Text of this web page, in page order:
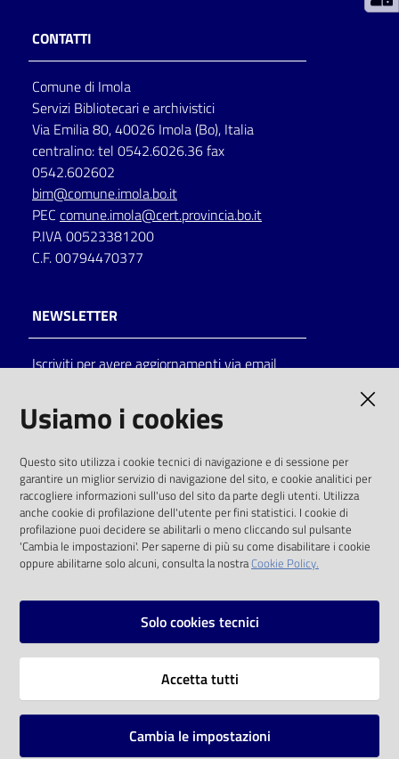
Seguici
su
on line
Eventi
Chiedi al
bibliotecario
Avvisi
CONTATTI
Comune di Imola
Servizi Bibliotecari e archivistici
Via Emilia 80, 40026 Imola (Bo), Italia
centralino: tel 0542.6026.36 fax
0542.602602
bim@comune.imola.bo.it
PEC comune.imola@cert.provincia.bo.it
P.IVA 00523381200
C.F. 00794470377
NEWSLETTER
Iscriviti per avere aggiornamenti via email
solo alle condizioni previste dalla direttiva
comunitaria 2003/98/CE e dal d.lgs. 36/2006
SOCIAL
Instagram
Vai alla pagina
Usiamo i cookies
Questo sito utilizza i cookie tecnici di navigazione e di sessione per
garantire un miglior servizio di navigazione del sito, e cookie analitici per
raccogliere informazioni sull'uso del sito da parte degli utenti. Utilizza
anche cookie di profilazione dell'utente per fini statistici. I cookie di
profilazione puoi decidere se abilitarli o meno cliccando sul pulsante
'Cambia le impostazioni'. Per saperne di più su come disabilitare i cookie
oppure abilitarne solo alcuni, consulta la nostraCookie Policy.
Solo cookies tecnici
Accetta tutti
Cambia le impostazioni